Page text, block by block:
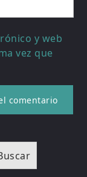
y web
vez que